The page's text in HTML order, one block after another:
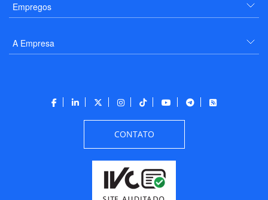
Empregos
A Empresa
CONTATO